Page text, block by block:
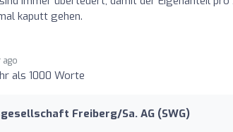
kaputt gehen.
ago
als 1000 Worte
Freiberg/Sa. AG (SWG)